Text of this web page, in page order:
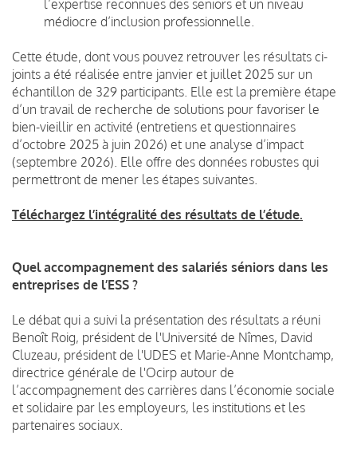
l’expertise reconnues des seniors et un niveau
médiocre d’inclusion professionnelle.
Cette étude, dont vous pouvez retrouver les résultats ci-
joints a été réalisée entre janvier et juillet 2025 sur un
échantillon de 329 participants. Elle est la première étape
d’un travail de recherche de solutions pour favoriser le
bien-vieillir en activité (entretiens et questionnaires
d’octobre 2025 à juin 2026) et une analyse d’impact
(septembre 2026). Elle offre des données robustes qui
permettront de mener les étapes suivantes.
Téléchargez l’intégralité des résultats de l’étude.
Quel accompagnement des salariés séniors dans les
entreprises de l’ESS ?
Le débat qui a suivi la présentation des résultats a réuni
Benoît Roig, président de l'Université de Nîmes, David
Cluzeau, président de l'UDES et Marie-Anne Montchamp,
directrice générale de l'Ocirp autour de
l’accompagnement des carrières dans l’économie sociale
et solidaire par les employeurs, les institutions et les
partenaires sociaux.